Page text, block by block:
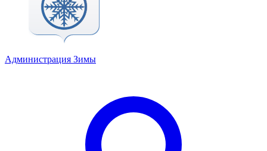
Администрация Зимы